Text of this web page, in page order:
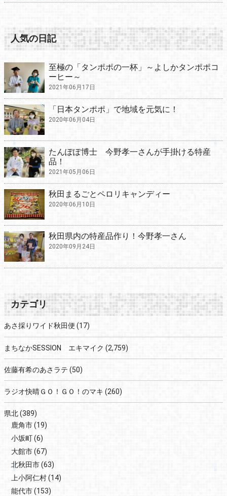
人気の日記
至極の「タンポポの一杯」～よしかタンポポコ
ーヒー～
2021年06月17日
「日本タンポポ」で地域を元気に！
2020年06月04日
たんぽぽ博士 今野孝一さんが手掛ける特産
品！
2021年05月06日
秋田まるごとペロリキャンディー
2020年06月10日
秋田県内の特産品作り！今野孝一さん
2020年09月24日
カテゴリ
あさ採りワイド秋田便 (17)
まちなかSESSION エキマイク (2,759)
佐藤有希のあさラテ (50)
ラジオ快晴ＧＯ！ＧＯ！のマキ (260)
県北(389)
鹿角市(19)
小坂町(6)
大館市(67)
北秋田市(63)
上小阿仁村(14)
能代市(153)